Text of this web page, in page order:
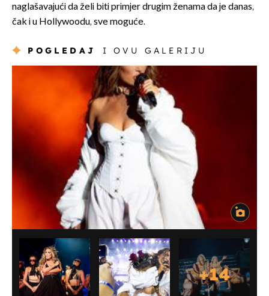
naglašavajući da želi biti primjer drugim ženama da je danas,
čak i u Hollywoodu, sve moguće.
POGLEDAJ I OVU GALERIJU
+14